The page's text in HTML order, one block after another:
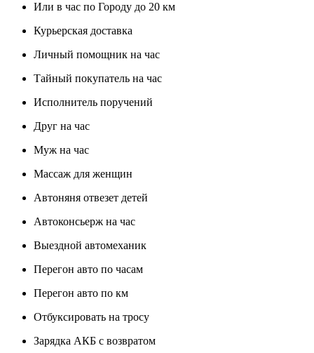
Или в час по Городу до 20 км
Курьерская доставка
Личный помощник на час
Тайный покупатель на час
Исполнитель поручений
Друг на час
Муж на час
Массаж для женщин
Автоняня отвезет детей
Автоконсьерж на час
Выездной автомеханик
Перегон авто по часам
Перегон авто по км
Отбуксировать на тросу
Зарядка АКБ с возвратом